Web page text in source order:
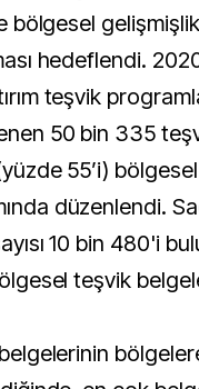
bölgesel gelişmişlik
hedeflendi.
teşvik
50 bin 335
55’i)
düzenlendi.
10 bin 480'i
teşvik